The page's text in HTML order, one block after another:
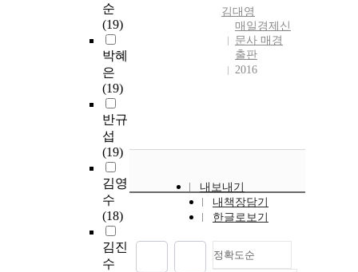
순
(19)
박혜
은
(19)
반규
섭
(19)
김영
수
(18)
김진
수
김대영
매일경제신
문사 매경
출판
2016
내보내기
내책장담기
한글로보기
정확도순